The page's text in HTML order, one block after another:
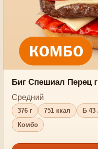
Биг Спешиал Перец
Средний
376 г 751 ккал
Б 43
Комбо